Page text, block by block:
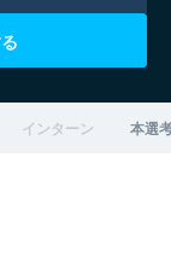
インターン 本選